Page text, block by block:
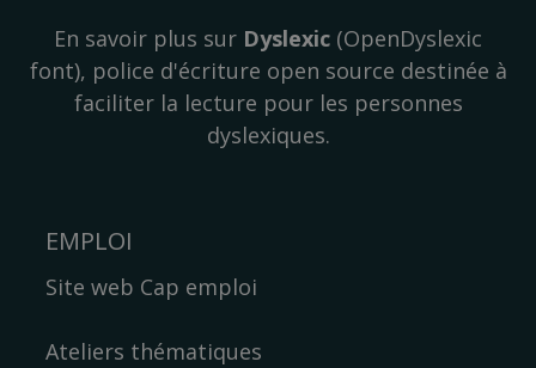
En savoir plus sur Dyslexic (OpenDyslexic
font), police d'écriture open source destinée à
faciliter la lecture pour les personnes
dyslexiques.
EMPLOI
Site web Cap emploi
Ateliers thématiques